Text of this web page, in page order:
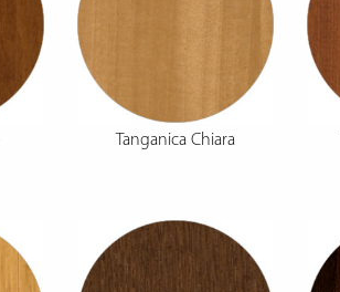
Tanganica Chiara